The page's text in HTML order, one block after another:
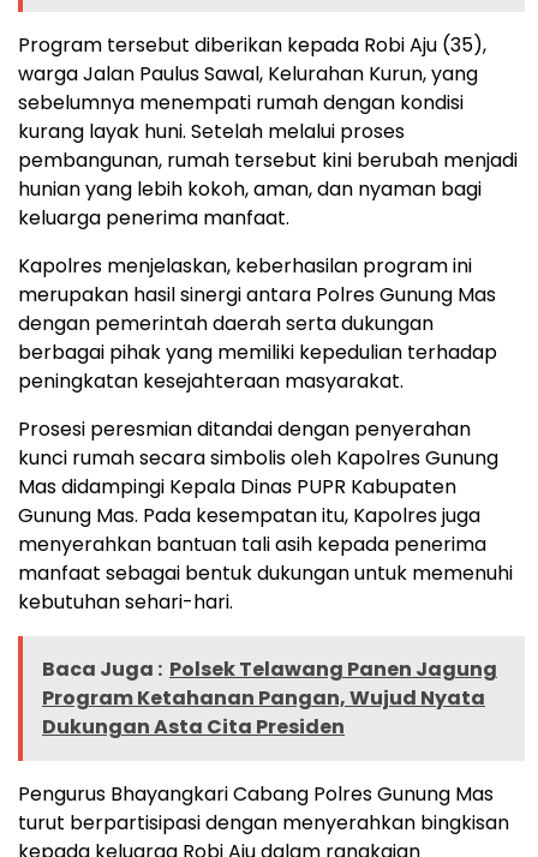
Program tersebut diberikan kepada Robi Aju (35),
warga Jalan Paulus Sawal, Kelurahan Kurun, yang
sebelumnya menempati rumah dengan kondisi
kurang layak huni. Setelah melalui proses
pembangunan, rumah tersebut kini berubah menjadi
hunian yang lebih kokoh, aman, dan nyaman bagi
keluarga penerima manfaat.
Kapolres menjelaskan, keberhasilan program ini
merupakan hasil sinergi antara Polres Gunung Mas
dengan pemerintah daerah serta dukungan
berbagai pihak yang memiliki kepedulian terhadap
peningkatan kesejahteraan masyarakat.
Prosesi peresmian ditandai dengan penyerahan
kunci rumah secara simbolis oleh Kapolres Gunung
Mas didampingi Kepala Dinas PUPR Kabupaten
Gunung Mas. Pada kesempatan itu, Kapolres juga
menyerahkan bantuan tali asih kepada penerima
manfaat sebagai bentuk dukungan untuk memenuhi
kebutuhan sehari-hari.
Baca Juga : Polsek Telawang Panen Jagung
Program Ketahanan Pangan, Wujud Nyata
Dukungan Asta Cita Presiden
Pengurus Bhayangkari Cabang Polres Gunung Mas
turut berpartisipasi dengan menyerahkan bingkisan